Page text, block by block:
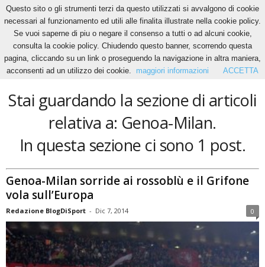
Home Tags Genoa-Milan
Genoa-Milan
Stai guardando la sezione di articoli
relativa a: Genoa-Milan.
In questa sezione ci sono 1 post.
Genoa-Milan sorride ai rossoblù e il Grifone
vola sull’Europa
Redazione BlogDiSport - Dic 7, 2014 0
Questo sito o gli strumenti terzi da questo utilizzati si avvalgono di cookie
necessari al funzionamento ed utili alle finalita illustrate nella cookie policy.
Se vuoi saperne di piu o negare il consenso a tutti o ad alcuni cookie,
consulta la cookie policy. Chiudendo questo banner, scorrendo questa
pagina, cliccando su un link o proseguendo la navigazione in altra maniera,
acconsenti ad un utilizzo dei cookie.
maggiori informazioni ACCETTA